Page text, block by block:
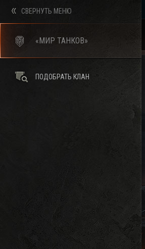
СВЕРНУТЬ МЕНЮ
«МИР ТАНКОВ»
ПОДОБРАТЬ КЛАН